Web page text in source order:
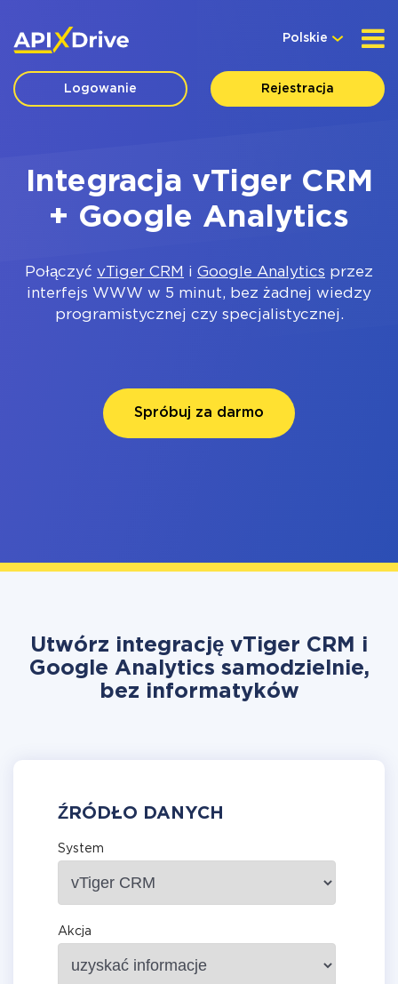
Polskie
Logowanie Rejestracja
Integracja vTiger CRM
+ Google Analytics
Połączyć vTiger CRM i Google Analytics przez
interfejs WWW w 5 minut, bez żadnej wiedzy
programistycznej czy specjalistycznej.
Spróbuj za darmo
Utwórz integrację vTiger CRM i
Google Analytics samodzielnie,
bez informatyków
ŹRÓDŁO DANYCH
System
Akcja